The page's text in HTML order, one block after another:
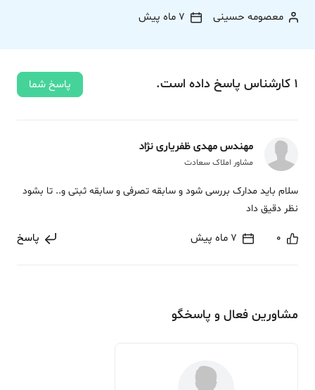
معصومه حسینی 7 ماه پیش
1 کارشناس پاسخ داده‌ است. پاسخ شما
مهندس مهدی ظفریاری نژاد
مشاور املاک سعادت
سلام باید مدارک بررسی شود و سابقه تصرفی و سابقه ثبتی و.. تا بشود
نظر دقیق داد
0 7 ماه پیش پاسخ
مشاورین فعال و پاسخگو